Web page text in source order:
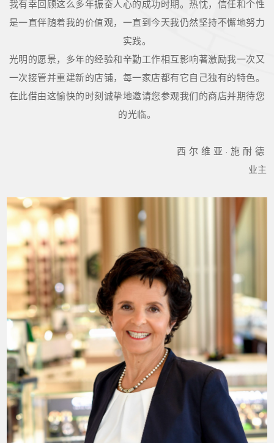
我有幸回顾这么多年振奋人心的成功时期。热忱，信任和个性
是一直伴随着我的价值观，一直到今天我仍然坚持不懈地努力
实践。
光明的愿景，多年的经验和辛勤工作相互影响著激励我一次又
一次接管并重建新的店铺，每一家店都有它自己独有的特色。
在此借由这愉快的时刻诚挚地邀请您参观我们的商店并期待您
的光临。
西尔维亚·施耐德
业主